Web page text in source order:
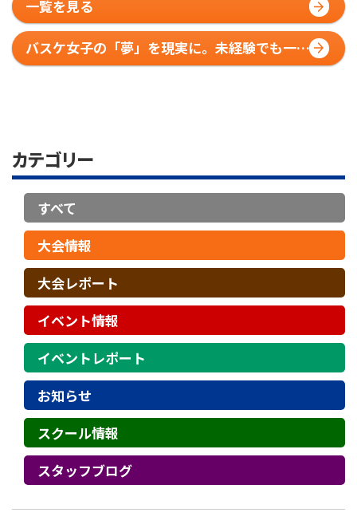
一覧を見る
バスケ女子の「夢」を現実に。未経験でも一人
でも、HOOP7がそばにある
カテゴリー
すべて
大会情報
大会レポート
イベント情報
イベントレポート
お知らせ
スクール情報
スタッフブログ